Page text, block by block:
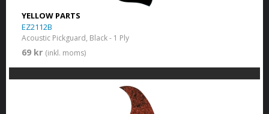
YELLOW PARTS
EZ2112B
Acoustic Pickguard, Black - 1 Ply
69 kr (inkl. moms)